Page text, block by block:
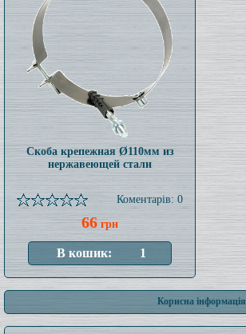
Скоба крепежная Ø110мм из
нержавеющей стали
Коментарів: 0
66 грн
Корисна інформація